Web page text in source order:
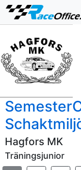
Hagfors MK
Träningsjunior